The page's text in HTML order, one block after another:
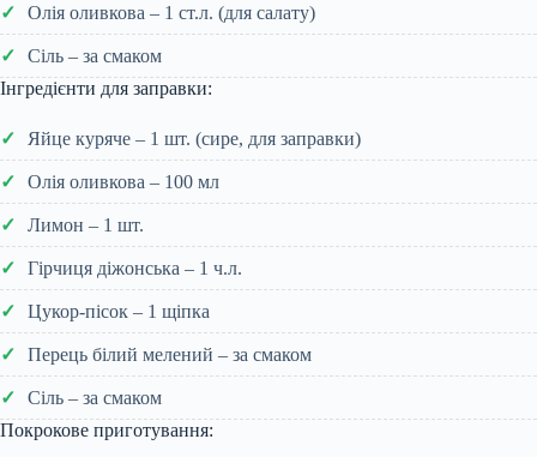
Олія оливкова – 1 ст.л. (для салату)
Сіль – за смаком
Інгредієнти для заправки:
Яйце куряче – 1 шт. (сире, для заправки)
Олія оливкова – 100 мл
Лимон – 1 шт.
Гірчиця діжонська – 1 ч.л.
Цукор-пісок – 1 щіпка
Перець білий мелений – за смаком
Сіль – за смаком
Покрокове приготування: